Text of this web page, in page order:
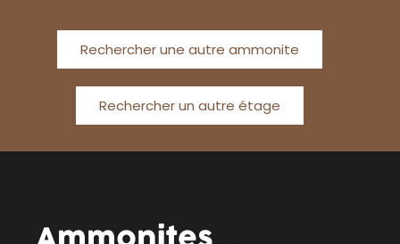
Rechercher une autre ammonite
Rechercher un autre étage